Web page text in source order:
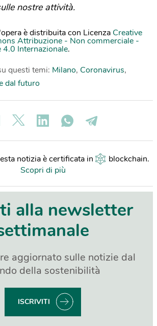
nostre attività.
è distribuita con Licenza Creative
Attribuzione - Non commerciale -
4.0 Internazionale.
questi temi: Milano, Coronavirus,
dal futuro
notizia è certificata in blockchain.
Scopri di più
alla newsletter
aggiornato sulle notizie dal
della sostenibilità
ISCRIVITI